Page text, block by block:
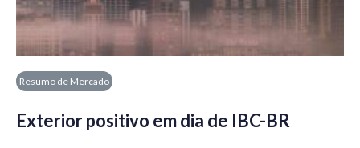
Resumo de Mercado
Exterior positivo em dia de IBC-BR